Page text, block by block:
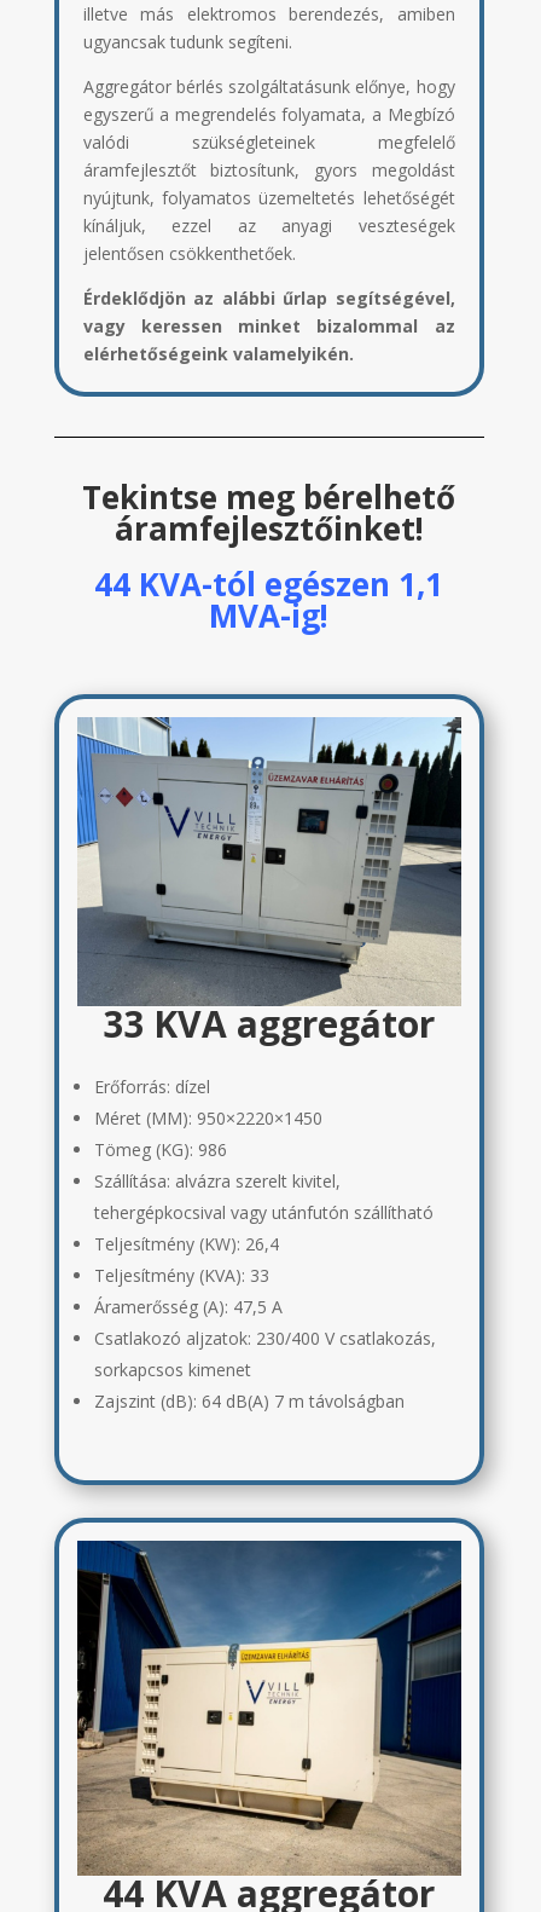
illetve más elektromos berendezés, amiben
ugyancsak tudunk segíteni.
Aggregátor bérlés szolgáltatásunk előnye, hogy
egyszerű a megrendelés folyamata, a Megbízó
valódi szükségleteinek megfelelő
áramfejlesztőt biztosítunk, gyors megoldást
nyújtunk, folyamatos üzemeltetés lehetőségét
kínáljuk, ezzel az anyagi veszteségek
jelentősen csökkenthetőek.
Érdeklődjön az alábbi űrlap segítségével,
vagy keressen minket bizalommal az
elérhetőségeink valamelyikén.
Tekintse meg bérelhető
áramfejlesztőinket!
44 KVA-tól egészen 1,1
MVA-ig!
33 KVA aggregátor
Erőforrás: dízel
Méret (MM): 950×2220×1450
Tömeg (KG): 986
Szállítása: alvázra szerelt kivitel,
tehergépkocsival vagy utánfutón szállítható
Teljesítmény (KW): 26,4
Teljesítmény (KVA): 33
Áramerősség (A): 47,5 A
Csatlakozó aljzatok: 230/400 V csatlakozás,
sorkapcsos kimenet
Zajszint (dB): 64 dB(A) 7 m távolságban
44 KVA aggregátor